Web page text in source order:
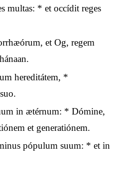
multas: * et occídit reges
et Og, regem
hereditátem, *
in ætérnum: * Dómine,
et generatiónem.
pópulum suum: * et in